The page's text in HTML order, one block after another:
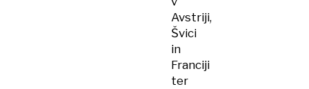
Avstriji,
Švici
in
Franciji
ter